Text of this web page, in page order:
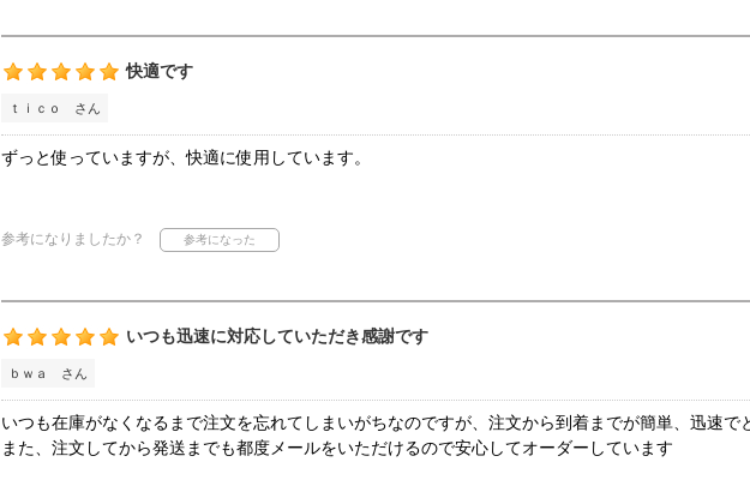
快適です
ｔｉｃｏ さん
ずっと使っていますが、快適に使用しています。
参考になりましたか？
いつも迅速に対応していただき感謝です
ｂｗａ さん
いつも在庫がなくなるまで注文を忘れてしまいがちなのですが、注文から到着までが簡単、迅速で
また、注文してから発送までも都度メールをいただけるので安心してオーダーしています